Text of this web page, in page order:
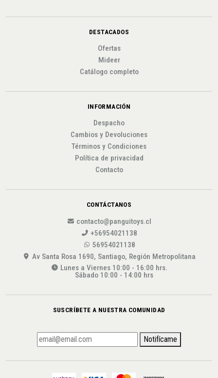
DESTACADOS
Ofertas
Mideer
Catálogo completo
INFORMACIÓN
Despacho
Cambios y Devoluciones
Términos y Condiciones
Política de privacidad
Contacto
CONTÁCTANOS
contacto@panguitoys.cl
+56954021138
56954021138
Av Santa Rosa 1690, Santiago, Región Metropolitana
Lunes a Viernes 10:00 - 16:00 hrs.
Sábado 10:00 - 14:00 hrs
SUSCRÍBETE A NUESTRA COMUNIDAD
Notifícame